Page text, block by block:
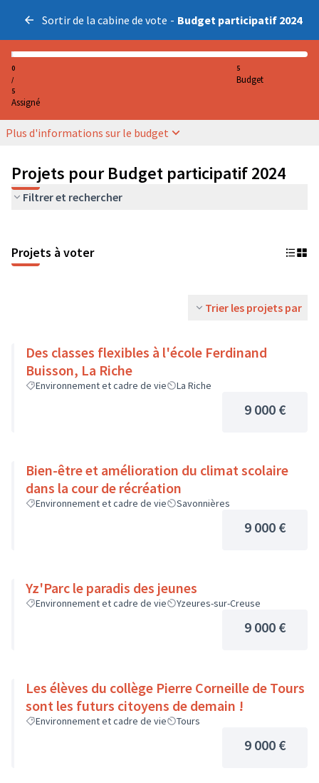
Sortir de la cabine de vote - Budget participatif 2024
0
/
5
Assigné
5
Budget
Plus d'informations sur le budget
Projets pour Budget participatif 2024
Filtrer et rechercher
Projets à voter
Trier les projets par
Des classes flexibles à l'école Ferdinand
Buisson, La Riche
Environnement et cadre de vie La Riche
9 000 €
Bien-être et amélioration du climat scolaire
dans la cour de récréation
Environnement et cadre de vie Savonnières
9 000 €
Yz'Parc le paradis des jeunes
Environnement et cadre de vie Yzeures-sur-Creuse
9 000 €
Les élèves du collège Pierre Corneille de Tours
sont les futurs citoyens de demain !
Environnement et cadre de vie Tours
9 000 €